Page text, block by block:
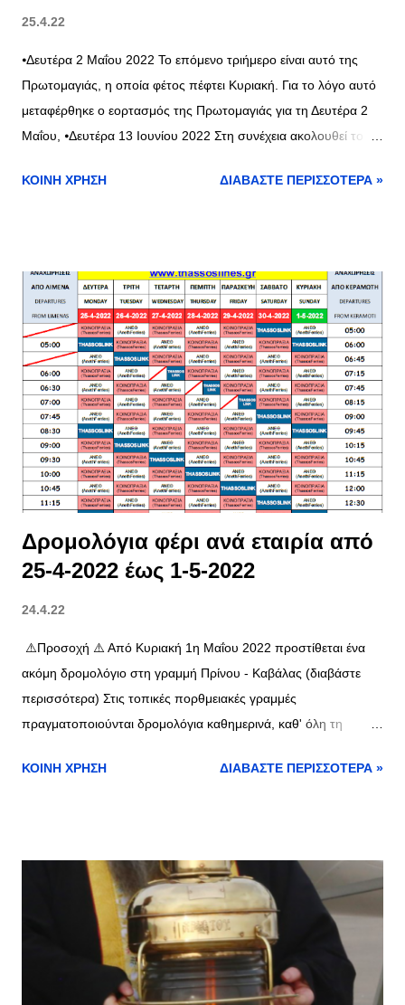
25.4.22
⦁Δευτέρα 2 Μαΐου 2022 Το επόμενο τριήμερο είναι αυτό της
Πρωτομαγιάς, η οποία φέτος πέφτει Κυριακή. Για το λόγο αυτό
μεταφέρθηκε ο εορτασμός της Πρωτομαγιάς για τη Δευτέρα 2
Μαΐου, ⦁Δευτέρα 13 Ιουνίου 2022 Στη συνέχεια ακολουθεί το
13 Ιουνίου, ⦁Δευτέρα 15 Αυγούστου 2022
ΚΟΙΝΉ ΧΡΉΣΗ ΔΙΑΒΆΣΤΕ ΠΕΡΙΣΣΌΤΕΡΑ »
Δρομολόγια φέρι ανά εταιρία από
25-4-2022 έως 1-5-2022
24.4.22
⚠️Προσοχή ⚠️ Από Κυριακή 1η Μαΐου 2022 προστίθεται ένα
ακόμη δρομολόγιο στη γραμμή Πρίνου - Καβάλας (διαβάστε
περισσότερα) Στις τοπικές πορθμειακές γραμμές
πραγματοποιούνται δρομολόγια καθημερινά, καθ' όλη τη
κενά στον πίνακα (λευκά πλαίσια, εάν υπάρχουν) είναι επειδή
του πίνακα με την κόκκινη διαγώνια γραμμή δεν
πραγματοποιούνται. Tαξιδέψτε με την Aegean Airlines - Κλείστε
αεροπορικά εισιτήρια από €24* Κάντε κλικ >> εδώ Δρομολόγια
επόμενης εβδομάδας >> εδώ
ΚΟΙΝΉ ΧΡΉΣΗ ΔΙΑΒΆΣΤΕ ΠΕΡΙΣΣΌΤΕΡΑ »